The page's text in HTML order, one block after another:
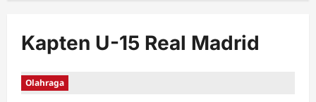
Kapten U-15 Real Madrid
Olahraga